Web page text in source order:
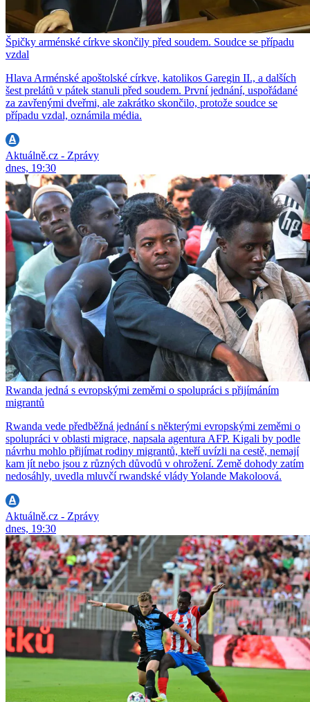
Špičky arménské církve skončily před soudem. Soudce se případu
vzdal
Hlava Arménské apoštolské církve, katolikos Garegin II., a dalších
šest prelátů v pátek stanuli před soudem. První jednání, uspořádané
za zavřenými dveřmi, ale zakrátko skončilo, protože soudce se
případu vzdal, oznámila média.
Aktuálně.cz - Zprávy
dnes, 19:30
Rwanda jedná s evropskými zeměmi o spolupráci s přijímáním
migrantů
Rwanda vede předběžná jednání s některými evropskými zeměmi o
spolupráci v oblasti migrace, napsala agentura AFP. Kigali by podle
návrhu mohlo přijímat rodiny migrantů, kteří uvízli na cestě, nemají
kam jít nebo jsou z různých důvodů v ohrožení. Země dohody zatím
nedosáhly, uvedla mluvčí rwandské vlády Yolande Makoloová.
Aktuálně.cz - Zprávy
dnes, 19:30